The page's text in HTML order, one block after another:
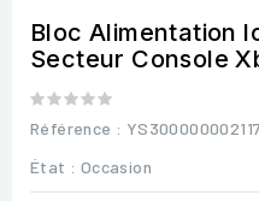
Bloc Alimentation
Secteur Console
Référence :
État : Occasion